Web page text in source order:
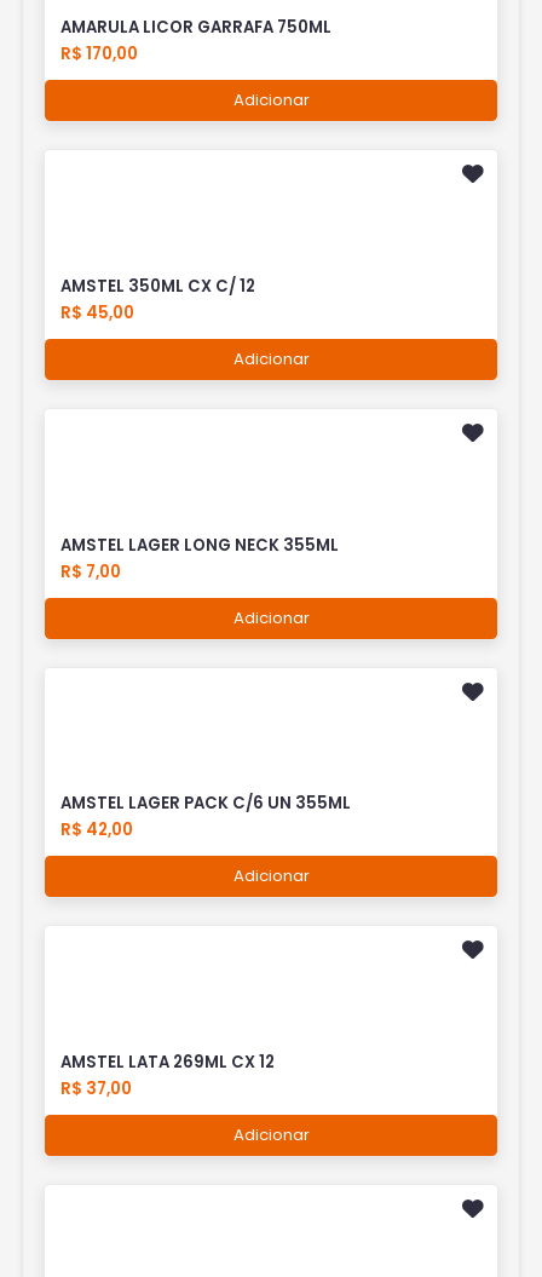
AMARULA LICOR GARRAFA 750ML
R$ 170,00
Adicionar
AMSTEL 350ML CX C/ 12
R$ 45,00
Adicionar
AMSTEL LAGER LONG NECK 355ML
R$ 7,00
Adicionar
AMSTEL LAGER PACK C/6 UN 355ML
R$ 42,00
Adicionar
AMSTEL LATA 269ML CX 12
R$ 37,00
Adicionar